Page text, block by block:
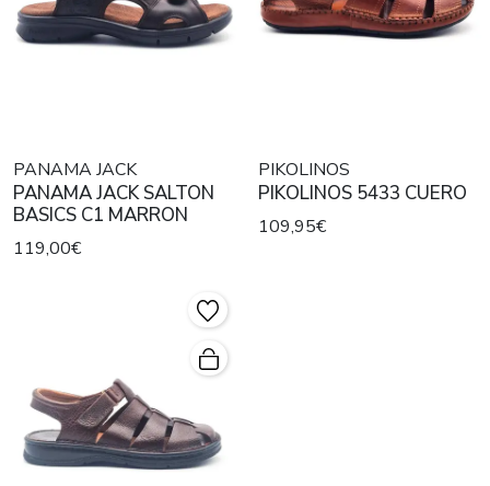
PANAMA JACK
PANAMA JACK SALTON
BASICS C1 MARRON
119,00€
PIKOLINOS
PIKOLINOS 5433 CUERO
109,95€